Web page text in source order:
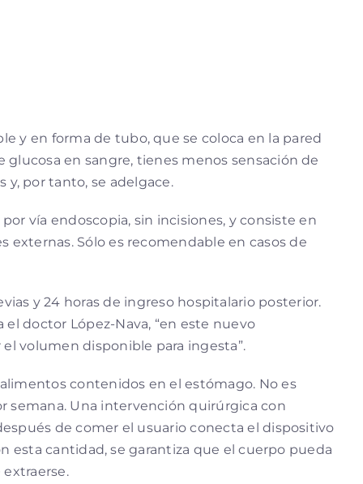
y en forma de tubo, que se coloca en la pared
en sangre, tienes menos sensación de
y, por tanto, se adelgace.
vía endoscopia, sin incisiones, y consiste en
externas. Sólo es recomendable en casos de
y 24 horas de ingreso hospitalario posterior.
doctor López-Nava, “en este nuevo
volumen disponible para ingesta”.
contenidos en el estómago. No es
semana. Una intervención quirúrgica con
de comer el usuario conecta el dispositivo
esta cantidad, se garantiza que el cuerpo pueda